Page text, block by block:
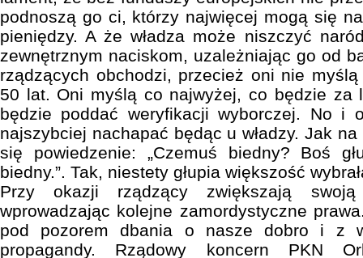
podnoszą go ci, którzy najwięcej mogą się
pieniędzy. A że władza może niszczyć
zewnętrznym naciskom, uzależniając go od
rządzących obchodzi, przecież oni nie
50 lat. Oni myślą co najwyżej, co będzie za
będzie poddać weryfikacji wyborczej. No i
najszybciej nachapać będąc u władzy. Jak
się powiedzenie: „Czemuś biedny? Boś
biedny.”. Tak, niestety głupia większość
Przy okazji rządzący zwiększają
wprowadzając kolejne zamordystyczne
pod pozorem dbania o nasze dobro i z
propagandy. Rządowy koncern PKN